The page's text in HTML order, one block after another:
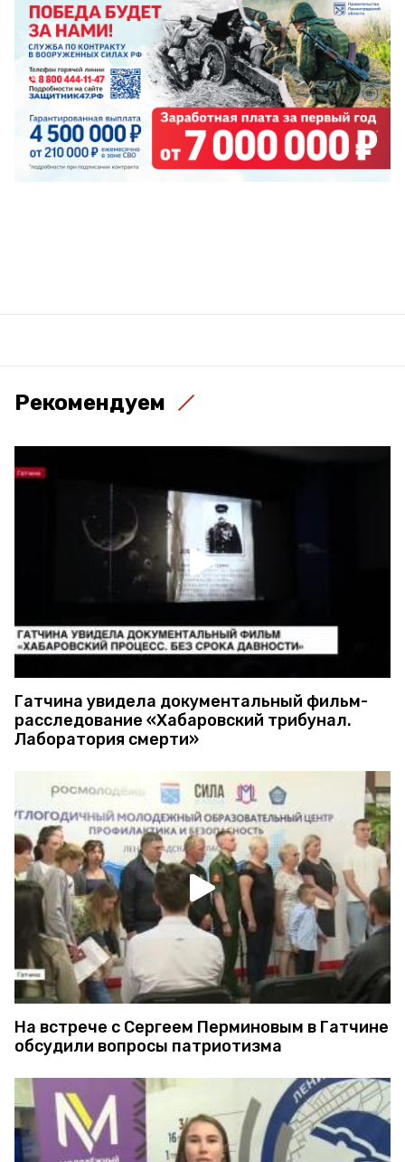
Рекомендуем
Гатчина увидела документальный фильм-
расследование «Хабаровский трибунал.
Лаборатория смерти»
На встрече с Сергеем Перминовым в Гатчине
обсудили вопросы патриотизма